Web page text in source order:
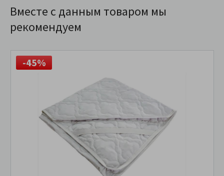
Вместе с данным товаром мы
рекомендуем
-45%